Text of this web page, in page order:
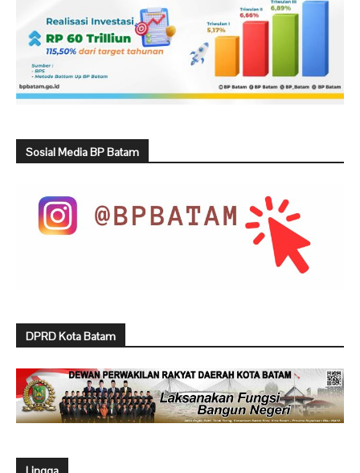
Sosial Media BP Batam
DPRD Kota Batam